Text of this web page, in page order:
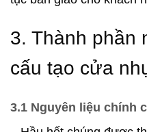
3. Thành phần
cấu tạo cửa
3.1 Nguyên liệu chính